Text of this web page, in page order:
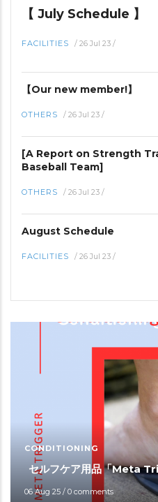
【 July Schedule 】
FACILITIES / 26 Jul 23 /
【Our new member!】
OTHERS / 26 Jul 23 /
[A Report on Strength
Baseball Team]
OTHERS / 26 Jul 23 /
August Schedule
FACILITIES / 26 Jul 23 /
CONDITIONING
セルフケア用品「Meta
06 Aug 25 / 0 comments